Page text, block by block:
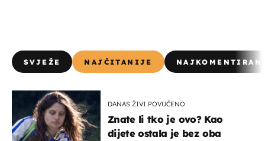
SVJEŽE NAJČITANIJE
DANAS ŽIVI POVUČENO
Znate li tko je ovo? Kao
dijete ostala je bez oba